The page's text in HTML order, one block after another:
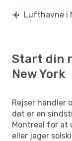
Lufthavne i
Start din
New York
Rejser handler
det er en
Montreal for at
eller jager